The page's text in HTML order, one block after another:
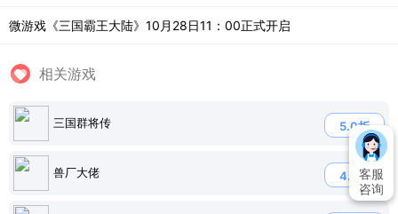
微游戏《三国霸王大陆》10月28日11：00正式开启
相关游戏
三国群将传 5.0折
兽厂大佬 4.7折客服
咨询